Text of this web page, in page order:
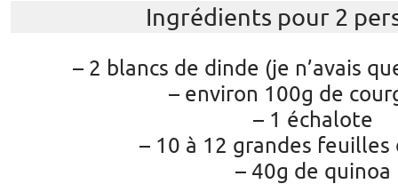
Ingrédients pour 2
– 2 blancs de dinde (je n’avais
– environ 100g de
– 1 échalote
– 10 à 12 grandes feuilles
– 40g de quinoa